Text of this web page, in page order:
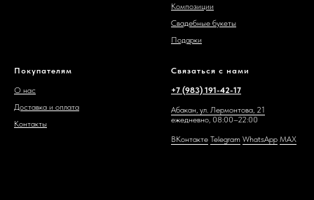
Композиции
Свадебные букеты
Подарки
Покупателям
О нас
Доставка и оплата
Контакты
Связаться с нами
+7 (983) 191-42-17
Абакан, ул. Лермонтова, 21
ежедневно, 08:00–22:00
ВКонтакте Telegram WhatsApp MAX